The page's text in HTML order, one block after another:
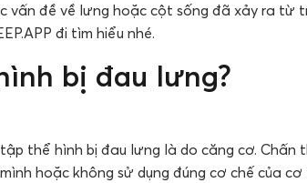
vấn đề về lưng hoặc cột sống đã xảy ra từ
đi tìm hiểu nhé.
bị đau lưng?
thể hình bị đau lưng là do căng cơ.
hoặc không sử dụng đúng cơ chế của